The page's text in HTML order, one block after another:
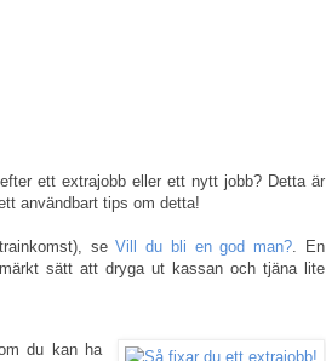
ett extrajobb eller ett nytt jobb? Detta är
användbart tips om detta!
seVill du bli en god man?. En
sätt att dryga ut kassan och tjäna lite
du kan ha